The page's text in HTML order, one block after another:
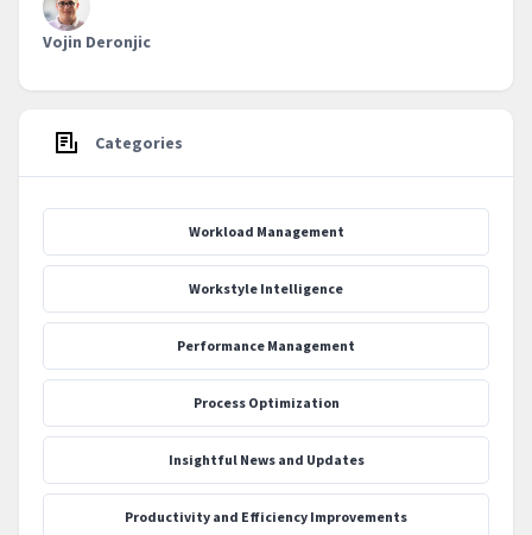
Vojin Deronjic
Categories
Workload Management
Workstyle Intelligence
Performance Management
Process Optimization
‍Insightful News and Updates
Productivity and Efficiency Improvements